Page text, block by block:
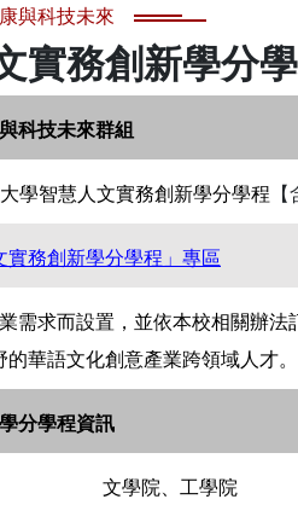
與科技未來
實務創新學分
科技未來群組
學智慧人文實務創新學分學程
實務創新學分學程」專區
需求而設置，並依本校相關辦法
華語文化創意產業跨領域人才。
分學程資訊
文學院、工學院